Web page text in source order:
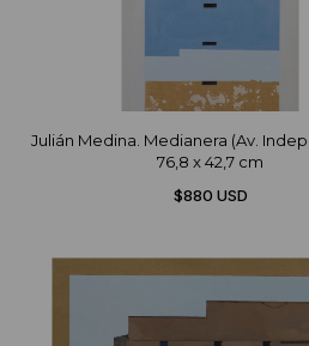
Julián Medina. Medianera (Av.
76,8 x 42,7 cm
$880 USD